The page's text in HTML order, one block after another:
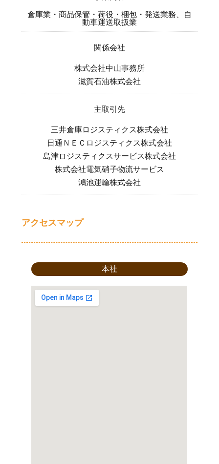
倉庫業・商品保管・荷役・梱包・発送業務、自
動車運送取扱業
関係会社
株式会社中山事務所
滋賀石油株式会社
主取引先
三井倉庫ロジスティクス株式会社
日通 ＮＥＣロジスティクス株式会社
島津ロジスティクスサービス株式会社
株式会社電気硝子物流サービス
鴻池運輸株式会社
アクセスマップ
本社